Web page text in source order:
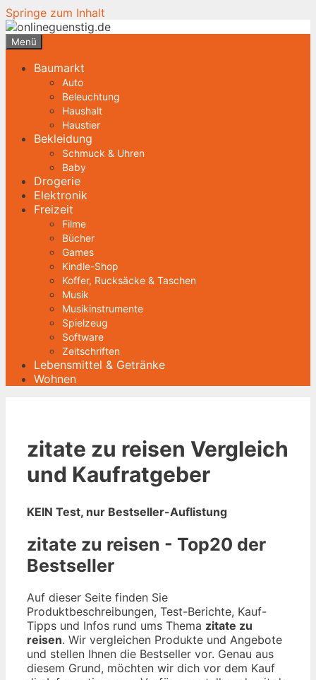
Springe zum Inhalt
Menü
Baumarkt
Auto
Beleuchtung
Haushalt
Haustier
Bekleidung
Schmuck & Uhren
Baby
Drogerie
Elektronik
Freizeit
Filme
Bücher
Games
Kindle-Shop
Koffer, Rucksäcke & Taschen
Musik
Musikinstrumente
Spielzeug
Software
Zeitschriften
Lebensmittel & Getränke
Wohnen
zitate zu reisen Vergleich
und Kaufratgeber
KEIN Test, nur Bestseller-Auflistung
zitate zu reisen - Top20 der
Bestseller
Auf dieser Seite finden Sie
Produktbeschreibungen, Test-Berichte, Kauf-
Tipps und Infos rund ums Thema zitate zu
reisen. Wir vergleichen Produkte und Angebote
und stellen Ihnen die Bestseller vor. Genau aus
diesem Grund, möchten wir dich vor dem Kauf